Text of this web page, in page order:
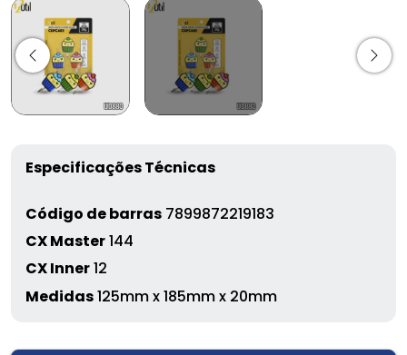
Especificações Técnicas
Código de barras 7899872219183
CX Master144
CX Inner12
Medidas125mm x 185mm x 20mm